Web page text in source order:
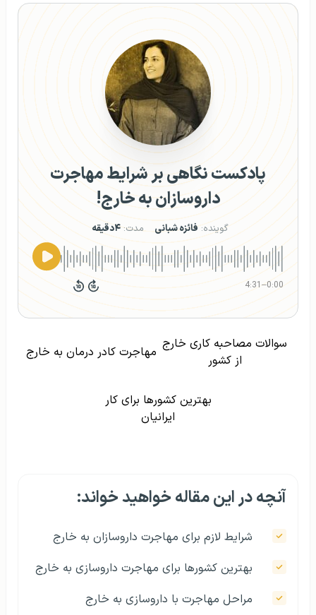
پادکست نگاهی بر شرایط مهاجرت
داروسازان به خارج!
گوینده: فائزه شبانی مدت:۴دقیقه
0:00
–
4:31
سوالات مصاحبه کاری خارج
از کشور
مهاجرت کادر درمان به خارج
بهترین کشورها برای کار
ایرانیان
آنچه در این مقاله خواهید خواند:
شرایط لازم برای مهاجرت داروسازان به خارج
بهترین کشورها برای مهاجرت داروسازی به خارج
مراحل مهاجرت با داروسازی به خارج